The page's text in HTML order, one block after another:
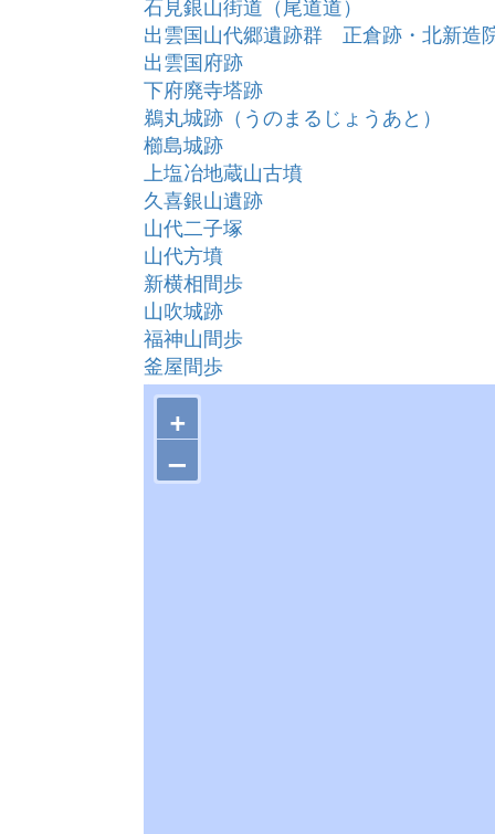
出雲国山代郷遺跡群 正倉跡・北新造
出雲国府跡
下府廃寺塔跡
鵜丸城跡（うのまるじょうあと）
櫛島城跡
上塩冶地蔵山古墳
久喜銀山遺跡
山代二子塚
山代方墳
新横相間歩
山吹城跡
福神山間歩
釜屋間歩
新切間歩
大久保間歩
龍源寺間歩
本間歩
+
–